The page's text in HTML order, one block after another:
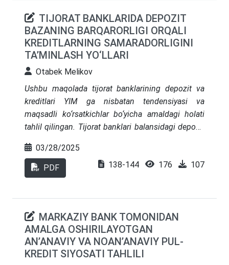
TIJORAT BANKLARIDA DEPOZIT
BAZANING BARQARORLIGI ORQALI
KREDITLARNING SAMARADORLIGINI
TA’MINLASH YO‘LLARI
Otabek Melikov
Ushbu maqolada tijorat banklarining depozit va
kreditlari YIM ga nisbatan tendensiyasi va
maqsadli ko‘rsatkichlar bo‘yicha amaldagi holati
tahlil qilingan. Tijorat banklari balansidagi depozit
qilinib, ularning mutanosibligini ta’minlash orqali
bank riskini minimallashtirish bo‘yicha ilmiy
takliflar hamda amaliy tavsiyalar shakllantirilgan.
03/28/2025
PDF 138-144 176 107
MARKAZIY BANK TOMONIDAN
AMALGA OSHIRILAYOTGAN
AN’ANAVIY VA NOAN’ANAVIY PUL-
KREDIT SIYOSATI TAHLILI